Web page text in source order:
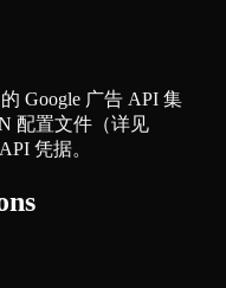
Google 广告 API 集
配置文件（详见
凭据。